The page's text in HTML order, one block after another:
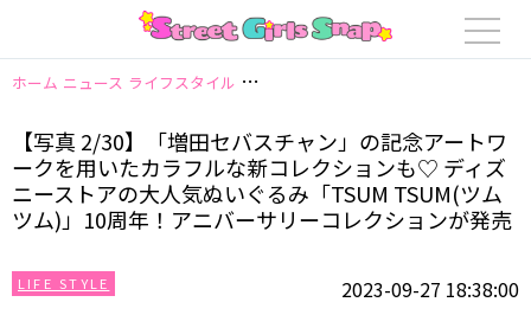
ホーム ニュース ライフスタイル 【写真 2/30】「増田セバスチャン」の
【写真 2/30】「増田セバスチャン」の記念アートワ
ークを用いたカラフルな新コレクションも♡ ディズ
ニーストアの大人気ぬいぐるみ「TSUM TSUM(ツム
ツム)」10周年！アニバーサリーコレクションが発売
LIFE STYLE 2023-09-27 18:38:00